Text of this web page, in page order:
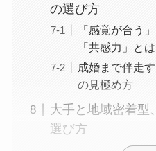
の選び方
「感覚が合う
「共感力」とは
成婚まで伴走
の見極め方
大手と地域密着型
選び方